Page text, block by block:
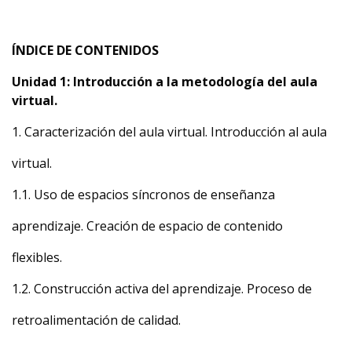
ÍNDICE DE CONTENIDOS
Unidad 1: Introducción a la metodología del aula
virtual.
1. Caracterización del aula virtual. Introducción al aula
virtual.
1.1. Uso de espacios síncronos de enseñanza
aprendizaje. Creación de espacio de contenido
flexibles.
1.2. Construcción activa del aprendizaje. Proceso de
retroalimentación de calidad.